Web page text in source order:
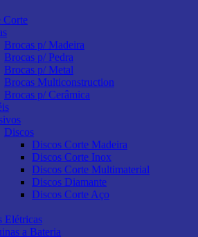
Corte
Brocas p/ Madeira
Brocas p/ Pedra
Brocas p/ Metal
Brocas Multiconstruction
Brocas p/ Cerâmica
Discos
Discos Corte Madeira
Discos Corte Inox
Discos Corte Multimaterial
Discos Diamante
Discos Corte Aço
Elétricas
a Bateria